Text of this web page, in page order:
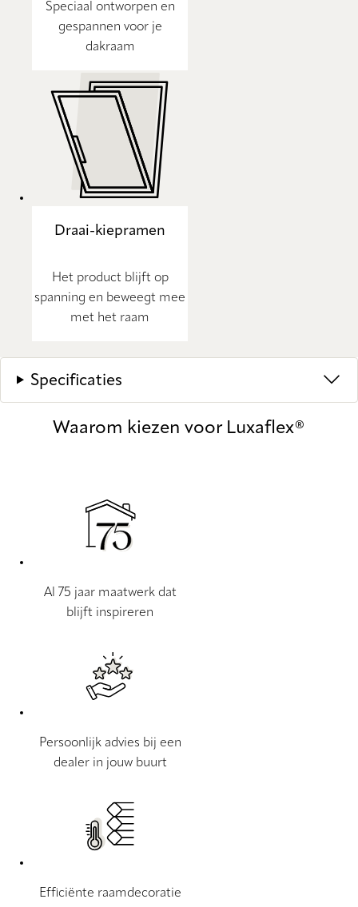
Speciaal ontworpen en
gespannen voor je
dakraam
Draai-kiepramen
Het product blijft op
spanning en beweegt mee
met het raam
Specificaties
Waarom kiezen voor Luxaflex®
Al 75 jaar maatwerk dat
blijft inspireren
Persoonlijk advies bij een
dealer in jouw buurt
Efficiënte raamdecoratie